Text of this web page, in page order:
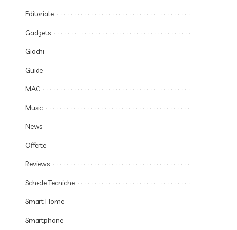
Editoriale
Gadgets
Giochi
Guide
MAC
Music
News
Offerte
Reviews
Schede Tecniche
Smart Home
Smartphone